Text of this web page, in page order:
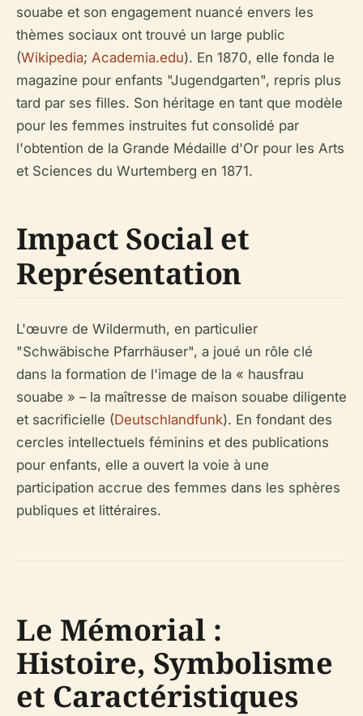
souabe et son engagement nuancé envers les
thèmes sociaux ont trouvé un large public
(Wikipedia; Academia.edu). En 1870, elle fonda le
magazine pour enfants "Jugendgarten", repris plus
tard par ses filles. Son héritage en tant que modèle
pour les femmes instruites fut consolidé par
l'obtention de la Grande Médaille d'Or pour les Arts
et Sciences du Wurtemberg en 1871.
Impact Social et
Représentation
L'œuvre de Wildermuth, en particulier
"Schwäbische Pfarrhäuser", a joué un rôle clé
dans la formation de l'image de la « hausfrau
souabe » – la maîtresse de maison souabe diligente
et sacrificielle (Deutschlandfunk). En fondant des
cercles intellectuels féminins et des publications
pour enfants, elle a ouvert la voie à une
participation accrue des femmes dans les sphères
publiques et littéraires.
Le Mémorial :
Histoire, Symbolisme
et Caractéristiques